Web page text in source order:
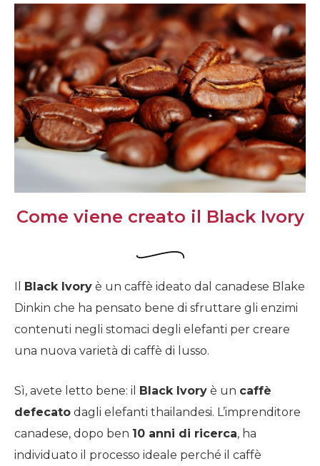
Come viene creato il Black Ivory
Il Black Ivory è un caffè ideato dal canadese Blake
Dinkin che ha pensato bene di sfruttare gli enzimi
contenuti negli stomaci degli elefanti per creare
una nuova varietà di caffè di lusso.
Sì, avete letto bene: il Black Ivory è un caffè
defecato dagli elefanti thailandesi. L’imprenditore
canadese, dopo ben 10 anni di ricerca, ha
individuato il processo ideale perché il caffè